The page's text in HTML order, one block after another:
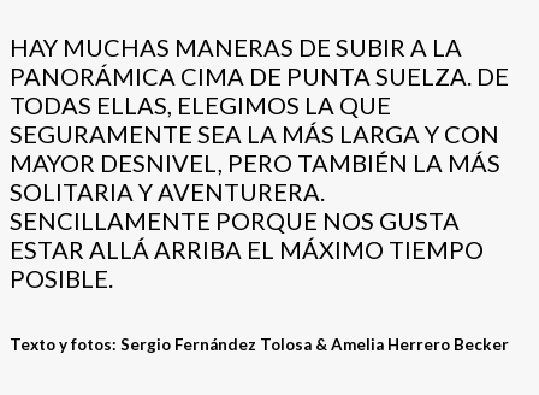
HAY MUCHAS MANERAS DE SUBIR A LA
PANORÁMICA CIMA DE PUNTA SUELZA. DE
TODAS ELLAS, ELEGIMOS LA QUE
SEGURAMENTE SEA LA MÁS LARGA Y CON
MAYOR DESNIVEL, PERO TAMBIÉN LA MÁS
SOLITARIA Y AVENTURERA.
SENCILLAMENTE PORQUE NOS GUSTA
ESTAR ALLÁ ARRIBA EL MÁXIMO TIEMPO
POSIBLE.
Texto y fotos: Sergio Fernández Tolosa & Amelia Herrero Becker